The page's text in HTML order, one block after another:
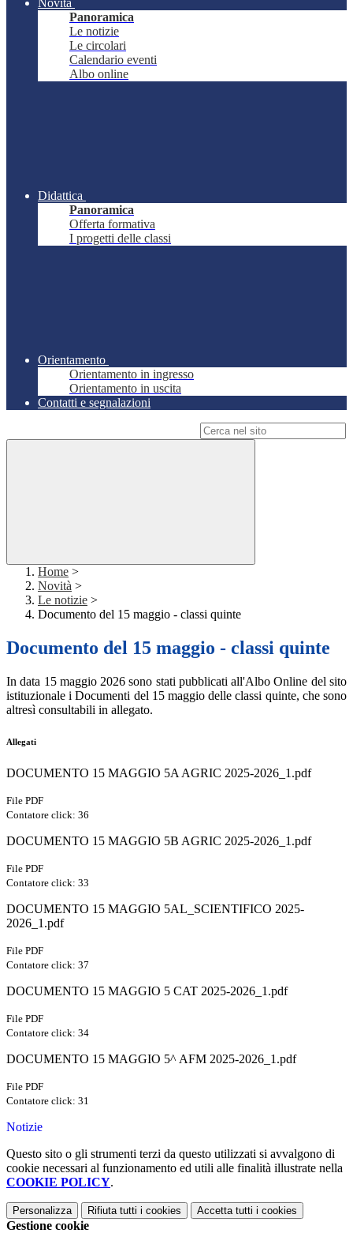
Novità
Panoramica
Le notizie
Le circolari
Calendario eventi
Albo online
Didattica
Panoramica
Offerta formativa
I progetti delle classi
Orientamento
Orientamento in ingresso
Orientamento in uscita
Contatti e segnalazioni
Home >
Novità >
Le notizie >
Documento del 15 maggio - classi quinte
Documento del 15 maggio - classi quinte
In data 15 maggio 2026 sono stati pubblicati all'Albo Online del sito
istituzionale i Documenti del 15 maggio delle classi quinte, che sono
altresì consultabili in allegato.
Allegati
DOCUMENTO 15 MAGGIO 5A AGRIC 2025-2026_1.pdf
File PDF
Contatore click: 36
DOCUMENTO 15 MAGGIO 5B AGRIC 2025-2026_1.pdf
File PDF
Contatore click: 33
DOCUMENTO 15 MAGGIO 5AL_SCIENTIFICO 2025-
2026_1.pdf
File PDF
Contatore click: 37
DOCUMENTO 15 MAGGIO 5 CAT 2025-2026_1.pdf
File PDF
Contatore click: 34
DOCUMENTO 15 MAGGIO 5^ AFM 2025-2026_1.pdf
File PDF
Contatore click: 31
Notizie
Questo sito o gli strumenti terzi da questo utilizzati si avvalgono di
cookie necessari al funzionamento ed utili alle finalità illustrate nella
COOKIE POLICY.
Personalizza Rifiuta tutti i cookies Accetta tutti i cookies
Gestione cookie